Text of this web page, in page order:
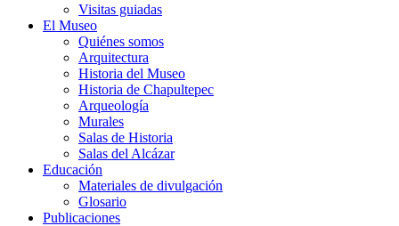
Visitas guiadas
El Museo
Quiénes somos
Arquitectura
Historia del Museo
Historia de Chapultepec
Arqueología
Murales
Salas de Historia
Salas del Alcázar
Educación
Materiales de divulgación
Glosario
Publicaciones